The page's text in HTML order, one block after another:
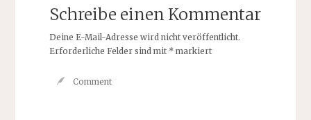
Schreibe einen Kommentar
Deine E-Mail-Adresse wird nicht veröffentlicht.
Erforderliche Felder sind mit *markiert